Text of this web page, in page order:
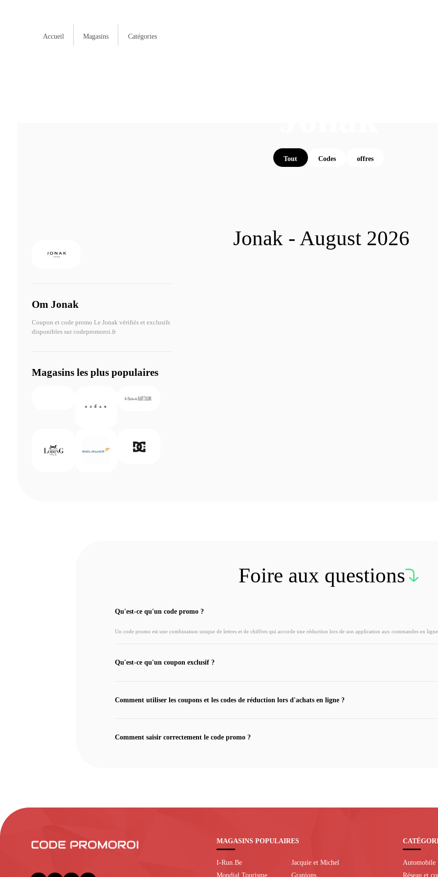
Accueil Magasins Catégories
Tout Codes offres
Jonak - August 2026
Om Jonak
Coupon et code promo Le Jonak vérifiés et exclusifs
disponibles sur codepromoroi.fr
Magasins les plus populaires
Foire aux questions
Qu'est-ce qu'un code promo ?
Un code promo est une combinaison unique de lettres et de chiffres qui accorde une réduction lors de son application aux commandes en
Qu'est-ce qu'un coupon exclusif ?
Comment utiliser les coupons et les codes de réduction lors d'achats en ligne ?
Comment saisir correctement le code promo ?
MAGASINS POPULAIRES
I-Run.Be
Mondial Tourisme
Jacquie et Michel
Granions
Automobile
Réseau et